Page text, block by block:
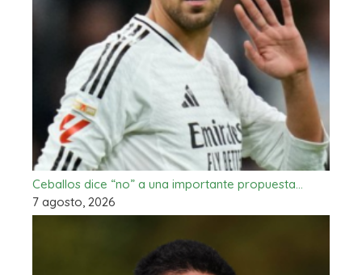
Ceballos dice “no” a una importante propuesta…
7 agosto, 2026